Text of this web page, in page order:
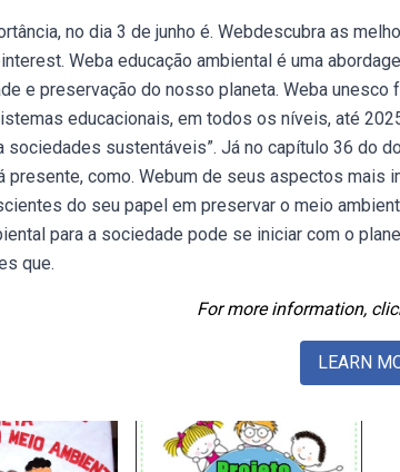
no dia 3 de junho é. Webdescubra as
Weba educação ambiental é uma
e preservação do nosso planeta. Weba
educacionais, em todos os níveis, até
sociedades sustentáveis”. Já no capítulo 36 do
presente, como. Webum de seus aspectos mais
do seu papel em preservar o meio
para a sociedade pode se iniciar com o
que.
For more information,
LEARN